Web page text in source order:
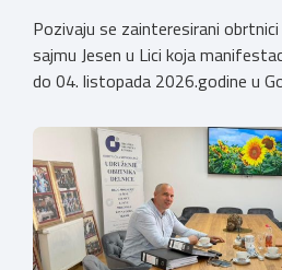
Pozivaju se zainteresirani
sajmu Jesen u Lici koja
do 04. listopada 2026.godine u
u Gospiću i prerasla je u
kulturnu i etno manifestaciju na
županije. Organizator izložbe […]